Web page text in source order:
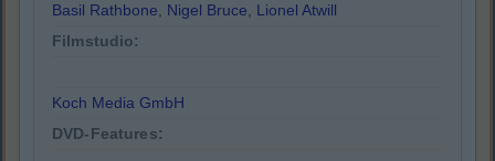
Basil Rathbone, Nigel Bruce, Lionel Atwill
Filmstudio:
Koch Media GmbH
DVD-Features: